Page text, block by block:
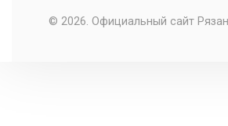
© 2026. Официальный сайт